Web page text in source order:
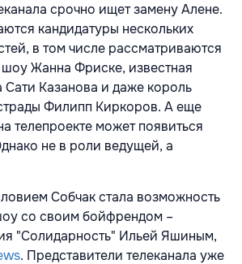
срочно ищет замену Алене.
кандидатуры нескольких
в том числе рассматриваются
Жанна Фриске, известная
Сати Казанова и даже король
Филипп Киркоров. А еще
телепроекте может появиться
не в роли ведущей, а
Собчак стала возможность
со своим бойфрендом –
"Солидарность" Ильей Яшиным,
. Представители телеканала уже